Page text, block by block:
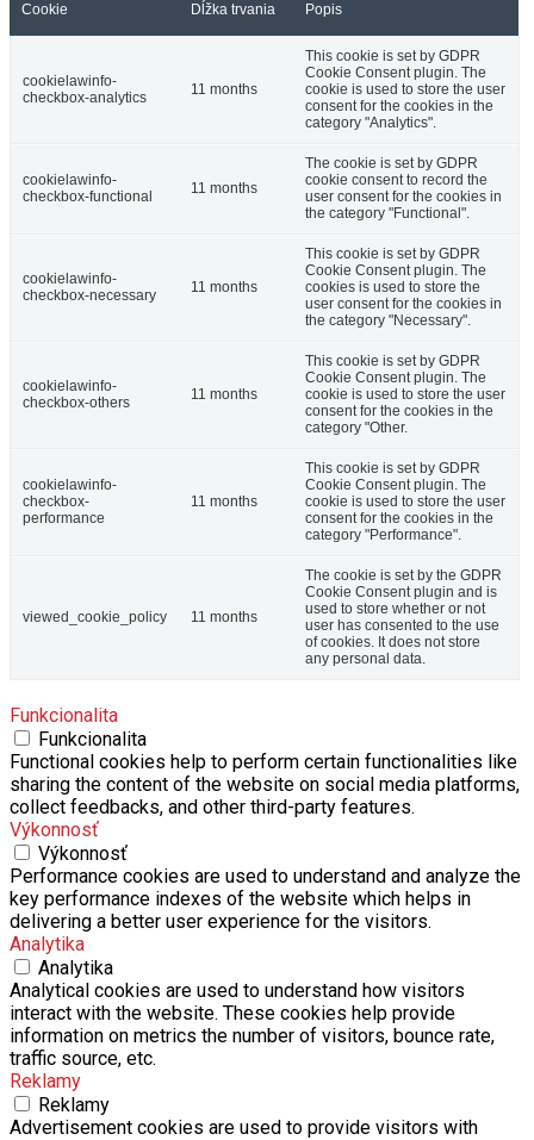
Cookie Dĺžka trvania Popis
cookielawinfo-
checkbox-analytics
11 months
This cookie is set by GDPR
Cookie Consent plugin. The
cookie is used to store the user
consent for the cookies in the
category "Analytics".
cookielawinfo-
checkbox-functional
11 months
The cookie is set by GDPR
cookie consent to record the
user consent for the cookies in
the category "Functional".
cookielawinfo-
checkbox-necessary
11 months
This cookie is set by GDPR
Cookie Consent plugin. The
cookies is used to store the
user consent for the cookies in
the category "Necessary".
cookielawinfo-
checkbox-others
11 months
This cookie is set by GDPR
Cookie Consent plugin. The
cookie is used to store the user
consent for the cookies in the
category "Other.
cookielawinfo-
checkbox-
performance
11 months
This cookie is set by GDPR
Cookie Consent plugin. The
cookie is used to store the user
consent for the cookies in the
category "Performance".
viewed_cookie_policy 11 months
The cookie is set by the GDPR
Cookie Consent plugin and is
used to store whether or not
user has consented to the use
of cookies. It does not store
any personal data.
Funkcionalita
Funkcionalita
Functional cookies help to perform certain functionalities like
sharing the content of the website on social media platforms,
collect feedbacks, and other third-party features.
Výkonnosť
Výkonnosť
Performance cookies are used to understand and analyze the
key performance indexes of the website which helps in
delivering a better user experience for the visitors.
Analytika
Analytika
Analytical cookies are used to understand how visitors
interact with the website. These cookies help provide
information on metrics the number of visitors, bounce rate,
traffic source, etc.
Reklamy
Reklamy
Advertisement cookies are used to provide visitors with